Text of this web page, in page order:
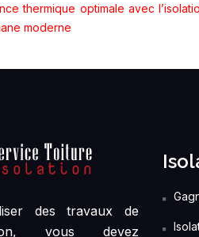
thermique optimale avec
moderne
des travaux de
vous devez